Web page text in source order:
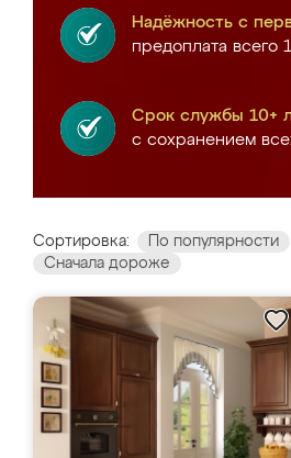
Надёжность с
предоплата всего
Срок службы 10+
с сохранением
Сортировка: По популярности
Сначала дороже